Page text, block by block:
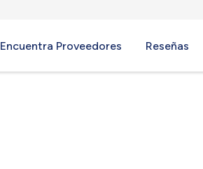
Encuentra Proveedores Reseñas